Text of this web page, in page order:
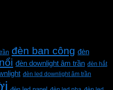
đèn ban công đèn
đèn downlight âm trần đèn hắt
đèn led downlight âm trần